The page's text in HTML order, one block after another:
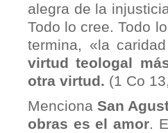
alegra de la
Todo lo cree. Todo
termina, «la
virtud teologal
otra virtud. (1 Co
MencionaSan
obras es el amor.